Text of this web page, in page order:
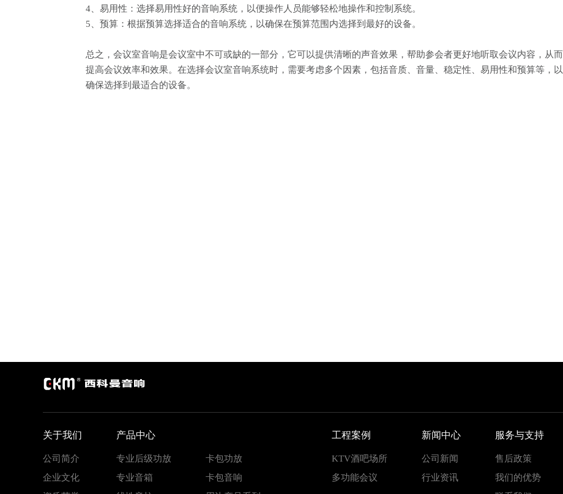
4、易用性：选择易用性好的音响系统，以便操作人员能够轻松地操作和控制系统。
5、预算：根据预算选择适合的音响系统，以确保在预算范围内选择到最好的设备。
总之，会议室音响是会议室中不可或缺的一部分，它可以提供清晰的声音效果，帮助参会者更好地听取会议内容，从而
提高会议效率和效果。在选择会议室音响系统时，需要考虑多个因素，包括音质、音量、稳定性、易用性和预算等，以
确保选择到最适合的设备。
关于我们
公司简介
企业文化
产品中心
专业后级功放
专业音箱
卡包功放
卡包音响
工程案例
KTV酒吧场所
多功能会议
新闻中心
公司新闻
行业资讯
服务与支持
售后政策
我们的优势